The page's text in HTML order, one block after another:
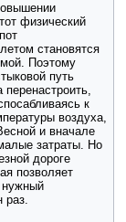
физический
становятся
Поэтому
путь
к
воздуха,
и вначале
затраты. Но
дороге
позволяет
нужный
раз.